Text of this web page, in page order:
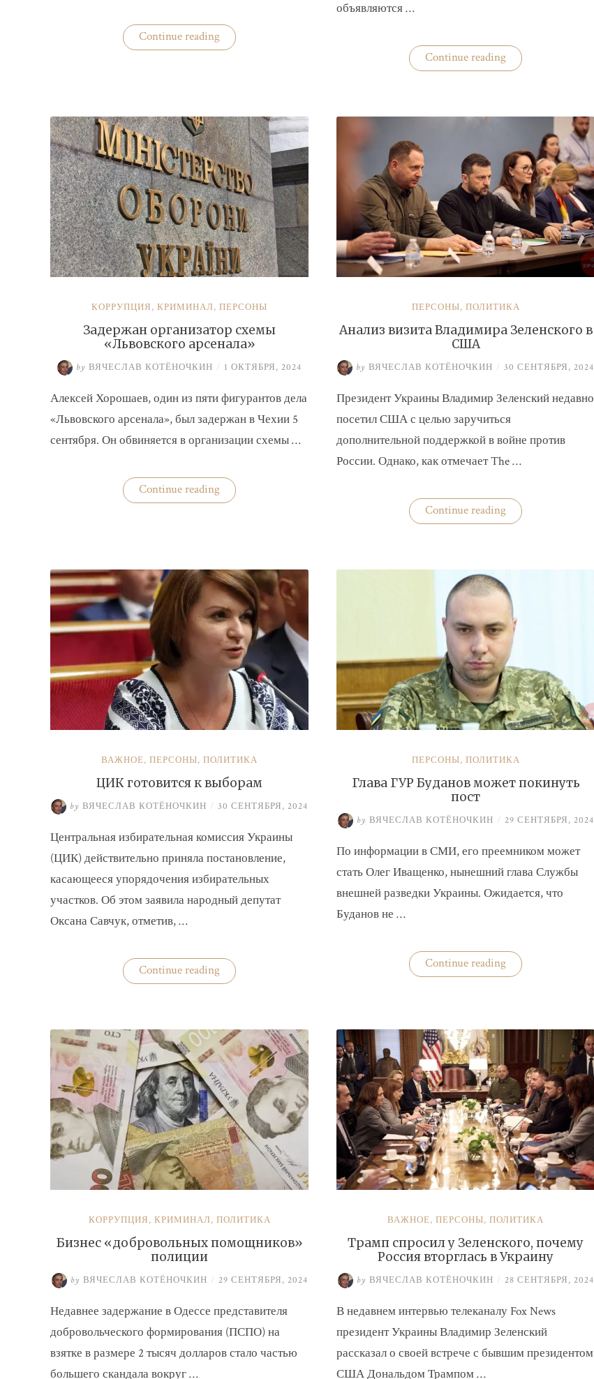
Continue reading«Глава
ГУР
объявляются …
Continue reading«Не
обновившие
розыске»
КОРРУПЦИЯ, КРИМИНАЛ, ПЕРСОНЫ
Задержан организатор схемы
«Львовского арсенала»
by ВЯЧЕСЛАВ КОТЁНОЧКИН / 1 ОКТЯБРЯ, 2024
Алексей Хорошаев, один из пяти фигурантов дела
«Львовского арсенала», был задержан в Чехии 5
сентября. Он обвиняется в организации схемы …
Continue reading«Задержан
организатор
ПЕРСОНЫ, ПОЛИТИКА
Анализ визита Владимира Зеленского в
США
by ВЯЧЕСЛАВ КОТЁНОЧКИН / 30 СЕНТЯБРЯ, 2024
Президент Украины Владимир Зеленский недавно
посетил США с целью заручиться
дополнительной поддержкой в войне против
России. Однако, как отмечает The …
Continue reading«Анализ
визита
ВАЖНОЕ, ПЕРСОНЫ, ПОЛИТИКА
ЦИК готовится к выборам
by ВЯЧЕСЛАВ КОТЁНОЧКИН / 30 СЕНТЯБРЯ, 2024
Центральная избирательная комиссия Украины
(ЦИК) действительно приняла постановление,
касающееся упорядочения избирательных
участков. Об этом заявила народный депутат
Оксана Савчук, отметив, …
Continue reading«ЦИК
готовится
ПЕРСОНЫ, ПОЛИТИКА
Глава ГУР Буданов может покинуть
пост
by ВЯЧЕСЛАВ КОТЁНОЧКИН / 29 СЕНТЯБРЯ, 2024
По информации в СМИ, его преемником может
стать Олег Иващенко, нынешний глава Службы
внешней разведки Украины. Ожидается, что
Буданов не …
Continue reading«Глава
ГУР
КОРРУПЦИЯ, КРИМИНАЛ, ПОЛИТИКА
Бизнес «добровольных помощников»
полиции
by ВЯЧЕСЛАВ КОТЁНОЧКИН / 29 СЕНТЯБРЯ, 2024
Недавнее задержание в Одессе представителя
добровольческого формирования (ПСПО) на
взятке в размере 2 тысяч долларов стало частью
большего скандала вокруг …
ВАЖНОЕ, ПЕРСОНЫ, ПОЛИТИКА
Трамп спросил у Зеленского, почему
Россия вторглась в Украину
by ВЯЧЕСЛАВ КОТЁНОЧКИН / 28 СЕНТЯБРЯ, 2024
В недавнем интервью телеканалу Fox News
президент Украины Владимир Зеленский
рассказал о своей встрече с бывшим президентом
США Дональдом Трампом …